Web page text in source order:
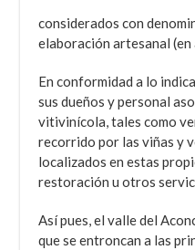
considerados con
elaboración artesanal (en
En conformidad a lo
sus dueños y personal
vitivinícola, tales como
recorrido por las viñas y
localizados en estas
restoración u otros
Así pues, el valle del
que se entroncan a las